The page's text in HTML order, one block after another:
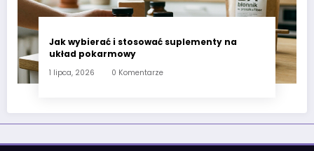
Jak wybierać i stosować suplementy na
układ pokarmowy
1 lipca, 2026 0 Komentarze